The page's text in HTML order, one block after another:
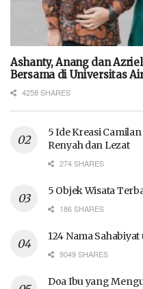
Ashanty, Anang dan
Bersama di Universitas
4258 SHARES
5 Ide Kreasi
Renyah dan Lezat
274 SHARES
5 Objek Wisata
186 SHARES
124 Nama
9049 SHARES
Doa Ibu yang